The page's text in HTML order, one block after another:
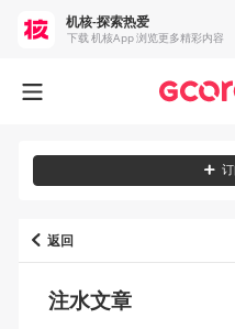
返回
注水文章
机核-探索热爱
下载 机核App 浏览更多精彩内容